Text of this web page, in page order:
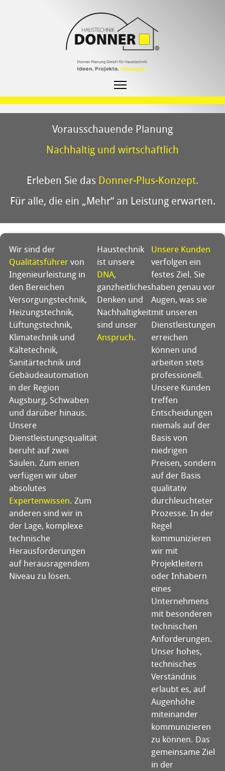
Vorausschauende Planung
Nachhaltig und wirtschaftlich
Erleben Sie das Donner-Plus-Konzept.
Für alle, die ein „Mehr“ an Leistung erwarten.
Wir sind der
Qualitätsführervon
Ingenieurleistung in
den Bereichen
Versorgungstechnik,
Heizungstechnik,
Lüftungstechnik,
Klimatechnik und
Kältetechnik,
Sanitärtechnik und
Gebäudeautomation
in der Region
Augsburg, Schwaben
und darüber hinaus.
Unsere
Dienstleistungsqualität
beruht auf zwei
Säulen. Zum einen
verfügen wir über
absolutes
Expertenwissen. Zum
anderen sind wir in
der Lage, komplexe
technische
Herausforderungen
auf herausragendem
Niveau zu lösen.
Haustechnik
ist unsere
DNA,
ganzheitliches
Denken und
Nachhaltigkeit
sind unser
Anspruch.
Unsere Kunden
verfolgen ein
festes Ziel. Sie
haben genau vor
Augen, was sie
mit unseren
Dienstleistungen
erreichen
können und
arbeiten stets
professionell.
Unsere Kunden
treffen
Entscheidungen
niemals auf der
Basis von
niedrigen
Preisen, sondern
auf der Basis
qualitativ
durchleuchteter
Prozesse. In der
Regel
kommunizieren
wir mit
Projektleitern
oder Inhabern
eines
Unternehmens
mit besonderen
technischen
Anforderungen.
Unser hohes,
technisches
Verständnis
erlaubt es, auf
Augenhöhe
miteinander
kommunizieren
zu können. Das
gemeinsame Ziel
in der